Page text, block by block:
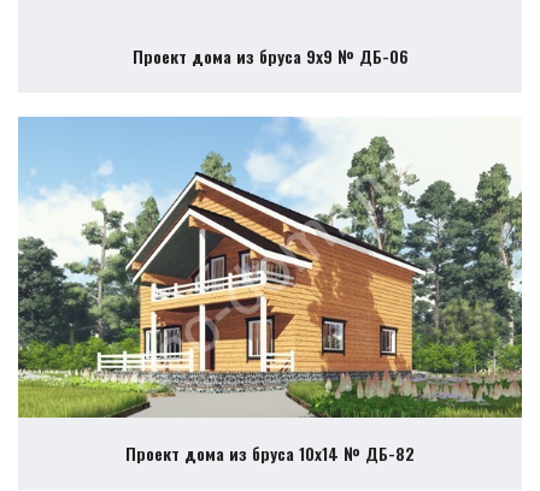
Проект дома из бруса 9х9 № ДБ-06
Проект дома из бруса 10х14 № ДБ-82